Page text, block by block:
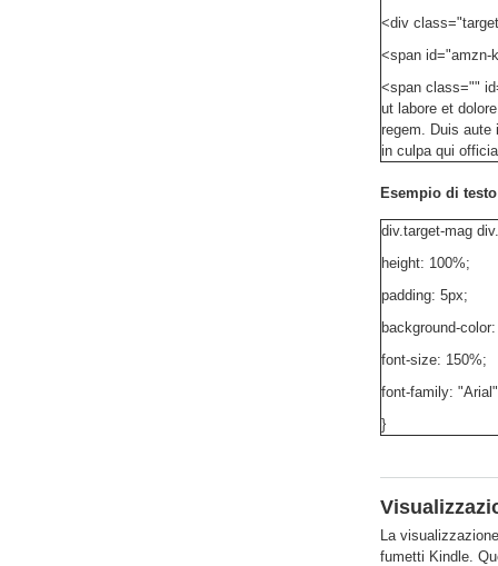
<div
<span id="amzn-
<span class=""
ut labore et
regem. Duis aute
in culpa qui
Esempio di
div.target-mag
height: 100%;
padding: 5px;
background-
font-size: 150%;
font-family:
}
La
fumetti Kindle.